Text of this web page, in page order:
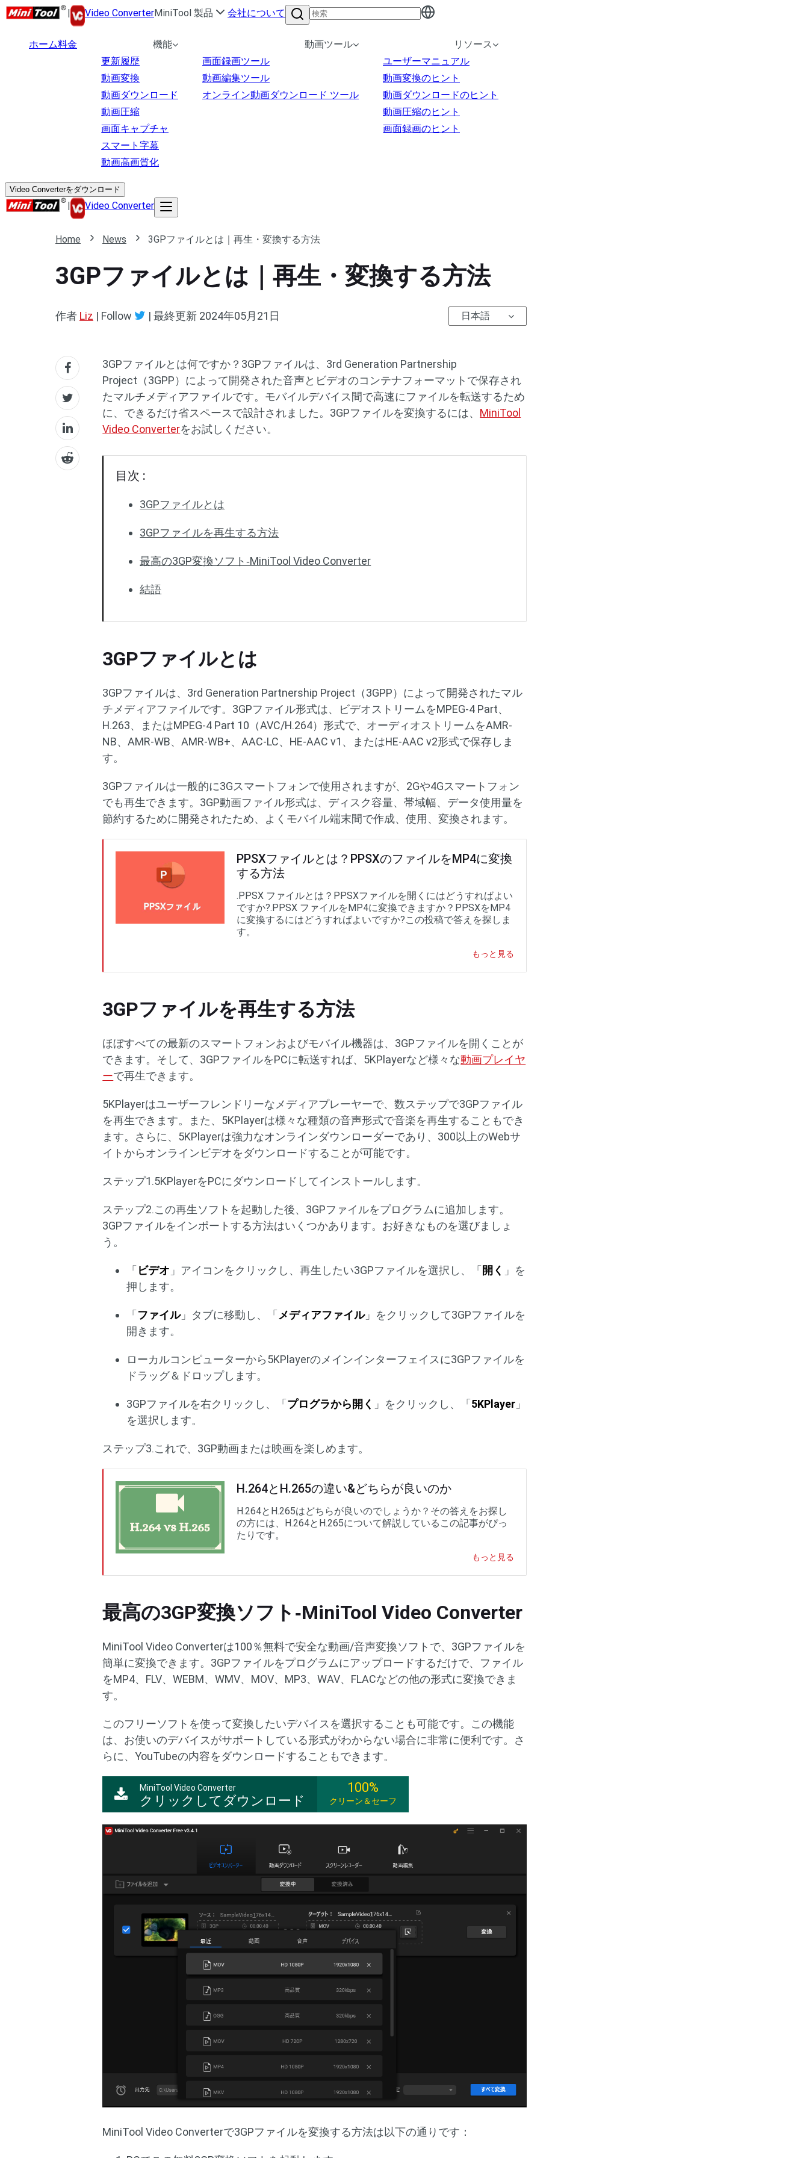
| Video ConverterMiniTool 製品 会社について
ホーム料金
機能
更新履歴
動画変換
動画ダウンロード
動画圧縮
画面キャプチャ
スマート字幕
動画高画質化
動画ツール
画面録画ツール
動画編集ツール
オンライン動画ダウンロード ツール
リソース
ユーザーマニュアル
動画変換のヒント
動画ダウンロードのヒント
動画圧縮のヒント
画面録画のヒント
Video Converterをダウンロード
| Video Converter
Home News 3GPファイルとは｜再生・変換する方法
3GPファイルとは｜再生・変換する方法
作者 Liz | Follow | 最終更新 2024年05月21日 日本語
3GPファイルとは何ですか？3GPファイルは、3rd Generation Partnership
Project（3GPP）によって開発された音声とビデオのコンテナフォーマットで保存され
たマルチメディアファイルです。モバイルデバイス間で高速にファイルを転送するため
に、できるだけ省スペースで設計されました。3GPファイルを変換するには、 MiniTool
Video Converterをお試しください。
目次 :
3GPファイルとは
3GPファイルを再生する方法
最高の3GP変換ソフト‐MiniTool Video Converter
結語
3GPファイルとは
3GPファイルは、3rd Generation Partnership Project（3GPP）によって開発されたマル
チメディアファイルです。3GPファイル形式は、ビデオストリームをMPEG-4 Part、
H.263、またはMPEG-4 Part 10（AVC/H.264）形式で、オーディオストリームをAMR-
NB、AMR-WB、AMR-WB+、AAC-LC、HE-AAC v1、またはHE-AAC v2形式で保存しま
す。
3GPファイルは一般的に3Gスマートフォンで使用されますが、2Gや4Gスマートフォン
でも再生できます。3GP動画ファイル形式は、ディスク容量、帯域幅、データ使用量を
節約するために開発されたため、よくモバイル端末間で作成、使用、変換されます。
PPSXファイルとは？PPSXのファイルをMP4に変換
する方法
.PPSX ファイルとは？PPSXファイルを開くにはどうすればよい
ですか?.PPSX ファイルをMP4に変換できますか？PPSXをMP4
に変換するにはどうすればよいですか?この投稿で答えを探しま
す。
もっと見る
3GPファイルを再生する方法
ほぼすべての最新のスマートフォンおよびモバイル機器は、3GPファイルを開くことが
できます。そして、3GPファイルをPCに転送すれば、5KPlayerなど様々な動画プレイヤ
ーで再生できます。
5KPlayerはユーザーフレンドリーなメディアプレーヤーで、数ステップで3GPファイル
を再生できます。また、5KPlayerは様々な種類の音声形式で音楽を再生することもでき
ます。さらに、5KPlayerは強力なオンラインダウンローダーであり、300以上のWebサ
イトからオンラインビデオをダウンロードすることが可能です。
ステップ1.5KPlayerをPCにダウンロードしてインストールします。
ステップ2.この再生ソフトを起動した後、3GPファイルをプログラムに追加します。
3GPファイルをインポートする方法はいくつかあります。お好きなものを選びましょ
う。
「 ビデオ 」アイコンをクリックし、再生したい3GPファイルを選択し、「 開く 」を
押します。
「 ファイル」タブに移動し、「 メディアファイル」をクリックして3GPファイルを
開きます。
ローカルコンピューターから5KPlayerのメインインターフェイスに3GPファイルを
ドラッグ＆ドロップします。
3GPファイルを右クリックし、「 プログラから開く 」をクリックし、「 5KPlayer 」
を選択します。
ステップ3.これで、3GP動画または映画を楽しめます。
H.264とH.265の違い&どちらが良いのか
H.264とH.265はどちらが良いのでしょうか？その答えをお探し
の方には、H.264とH.265について解説しているこの記事がぴっ
たりです。
もっと見る
最高の3GP変換ソフト‐MiniTool Video Converter
MiniTool Video Converterは100％無料で安全な動画/音声変換ソフトで、3GPファイルを
簡単に変換できます。3GPファイルをプログラムにアップロードするだけで、ファイル
をMP4、FLV、WEBM、WMV、MOV、MP3、WAV、FLACなどの他の形式に変換できま
す。
このフリーソフトを使って変換したいデバイスを選択することも可能です。この機能
は、お使いのデバイスがサポートしている形式がわからない場合に非常に便利です。さ
らに、YouTubeの内容をダウンロードすることもできます。
MiniTool Video Converter
クリックしてダウンロード
100%
クリーン＆セーフ
MiniTool Video Converterで3GPファイルを変換する方法は以下の通りです：